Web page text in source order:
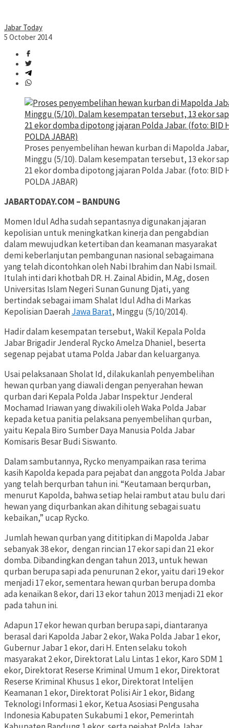
Jabar Today
5 October 2014
Proses penyembelihan hewan kurban di Mapolda Jabar,
Minggu (5/10). Dalam kesempatan tersebut, 13 ekor
21 ekor domba dipotong jajaran Polda Jabar. (foto: BID
POLDA JABAR)
JABARTODAY.COM – BANDUNG
Momen Idul Adha sudah sepantasnya digunakan jajaran
kepolisian untuk meningkatkan kinerja dan pengabdian
dalam mewujudkan ketertiban dan keamanan masyarakat
demi keberlanjutan pembangunan nasional sebagaimana
yang telah dicontohkan oleh Nabi Ibrahim dan Nabi Ismail.
Itulah inti dari khotbah DR. H. Zainal Abidin, M.Ag, dosen
Universitas Islam Negeri Sunan Gunung Djati, yang
bertindak sebagai imam Shalat Idul Adha di Markas
Kepolisian DaerahJawa Barat, Minggu (5/10/2014).
Hadir dalam kesempatan tersebut, Wakil Kepala Polda
Jabar Brigadir Jenderal Rycko Amelza Dhaniel, beserta
segenap pejabat utama Polda Jabar dan keluarganya.
Usai pelaksanaan Sholat Id, dilakukanlah penyembelihan
hewan qurban yang diawali dengan penyerahan hewan
qurban dari Kepala Polda Jabar Inspektur Jenderal
Mochamad Iriawan yang diwakili oleh Waka Polda Jabar
kepada ketua panitia pelaksana penyembelihan qurban,
yaitu Kepala Biro Sumber Daya Manusia Polda Jabar
Komisaris Besar Budi Siswanto.
Dalam sambutannya, Rycko menyampaikan rasa terima
kasih Kapolda kepada para pejabat dan anggota Polda Jabar
yang telah berqurban tahun ini. “Keutamaan berqurban,
menurut Kapolda, bahwa setiap helai rambut atau bulu dari
hewan yang diqurbankan akan dihitung sebagai suatu
kebaikan,” ucap Rycko.
Jumlah hewan qurban yang dititipkan di Mapolda Jabar
sebanyak 38 ekor, dengan rincian 17 ekor sapi dan 21 ekor
domba. Dibandingkan dengan tahun 2013, untuk hewan
qurban berupa sapi ada penurunan 2 ekor, yaitu dari 19 ekor
menjadi 17 ekor, sementara hewan qurban berupa domba
ada kenaikan 8 ekor, dari 13 ekor tahun 2013 menjadi 21 ekor
pada tahun ini.
Adapun 17 ekor hewan qurban berupa sapi, diantaranya
berasal dari Kapolda Jabar 2 ekor, Waka Polda Jabar 1 ekor,
Gubernur Jabar 1 ekor, dari H. Enten selaku tokoh
masyarakat 2 ekor, Direktorat Lalu Lintas 1 ekor, Karo SDM 1
ekor, Direktorat Reserse Kriminal Umum 1 ekor, Direktorat
Reserse Kriminal Khusus 1 ekor, Direktorat Intelijen
Keamanan 1 ekor, Direktorat Polisi Air 1 ekor, Bidang
Teknologi Informasi 1 ekor, Ketua Asosiasi Pengusaha
Indonesia Kabupaten Sukabumi 1 ekor, Pemerintah